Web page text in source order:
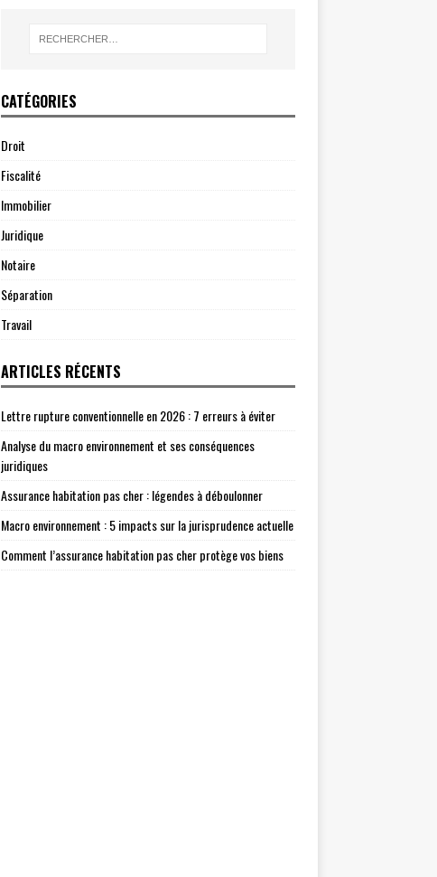
CATÉGORIES
Droit
Fiscalité
Immobilier
Juridique
Notaire
Séparation
Travail
ARTICLES RÉCENTS
Lettre rupture conventionnelle en 2026 : 7 erreurs à éviter
Analyse du macro environnement et ses conséquences
juridiques
Assurance habitation pas cher : légendes à déboulonner
Macro environnement : 5 impacts sur la jurisprudence actuelle
Comment l’assurance habitation pas cher protège vos biens